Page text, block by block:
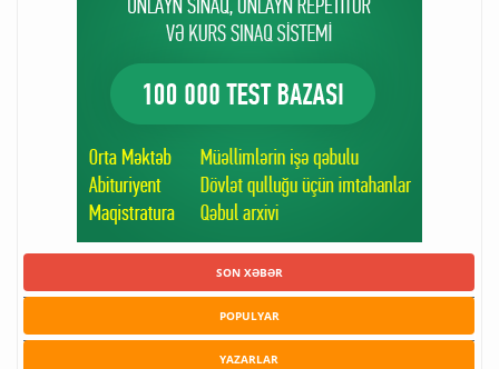
SON XƏBƏR
POPULYAR
YAZARLAR